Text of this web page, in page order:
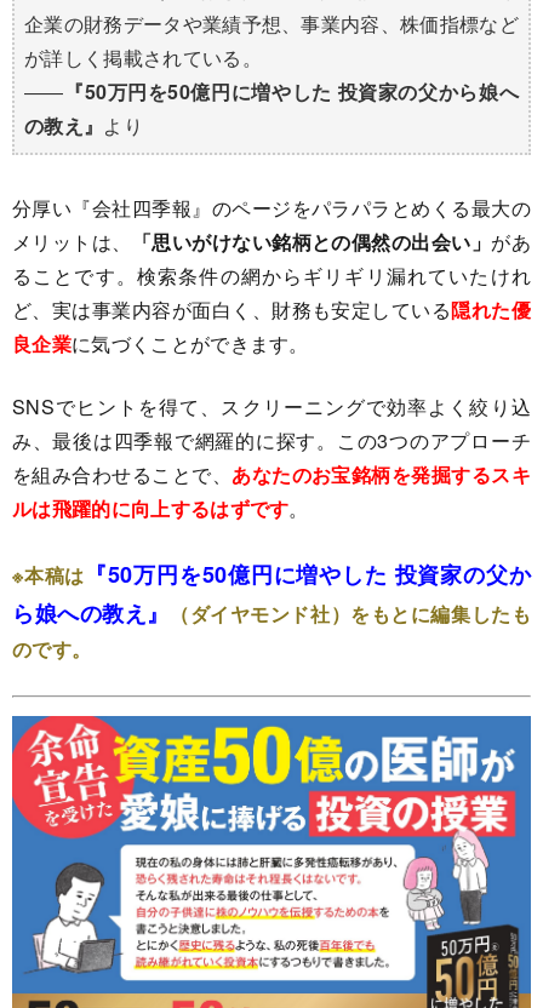
企業の財務データや業績予想、事業内容、株価指標など
が詳しく掲載されている。
―― 『50万円を50億円に増やした 投資家の父から娘へ
の教え』 より
分厚い『会社四季報』のページをパラパラとめくる最大の
メリットは、
「思いがけない銘柄との偶然の出会い」 があ
ることです。検索条件の網からギリギリ漏れていたけれ
ど、実は事業内容が面白く、財務も安定している隠れた優
良企業に気づくことができます。
SNSでヒントを得て、スクリーニングで効率よく絞り込
み、最後は四季報で網羅的に探す。この3つのアプローチ
を組み合わせることで、 あなたのお宝銘柄を発掘するスキ
ルは飛躍的に向上するはずです。
※本稿は 『50万円を50億円に増やした 投資家の父か
ら娘への教え』
（ダイヤモンド社）をもとに編集したも
のです。